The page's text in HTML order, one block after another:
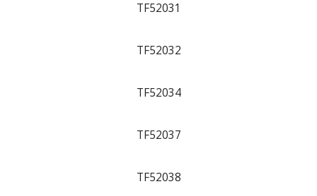
TF52031
TF52032
TF52034
TF52037
TF52038